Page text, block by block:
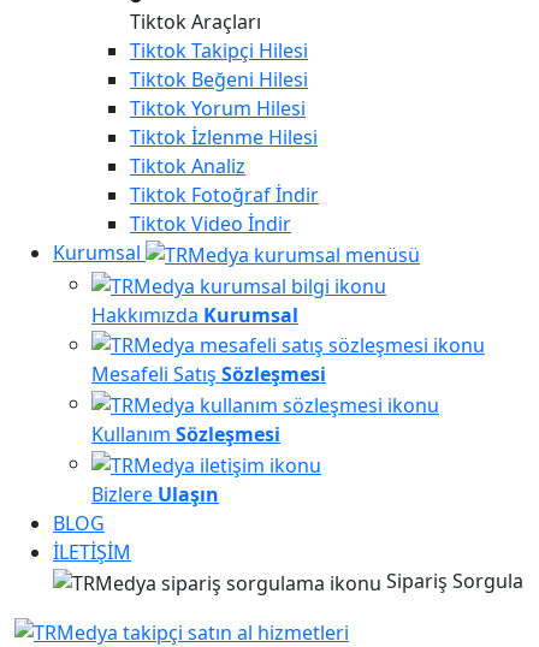
Tiktok Araçları
TiktokTakipçi Hilesi
Tiktok Beğeni Hilesi
TiktokYorum Hilesi
Tiktokİzlenme Hilesi
TiktokAnaliz
Tiktok Fotoğraf İndir
TiktokVideo İndir
Kurumsal
Hakkımızda Kurumsal
Mesafeli Satış Sözleşmesi
Kullanım Sözleşmesi
Bizlere Ulaşın
BLOG
İLETİŞİM
Sipariş Sorgula